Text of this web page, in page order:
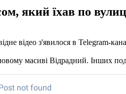
який їхав по
відео з'явилося в Telegram-
масиві Відрадний. Інших